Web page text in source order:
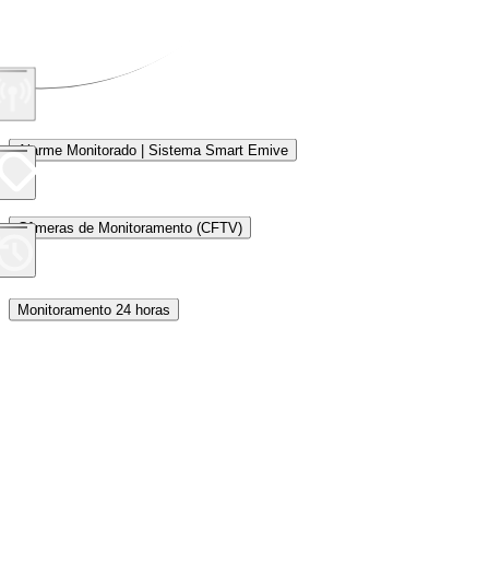
Alarme Monitorado | Sistema Smart Emive
Câmeras de Monitoramento (CFTV)
Monitoramento 24 horas